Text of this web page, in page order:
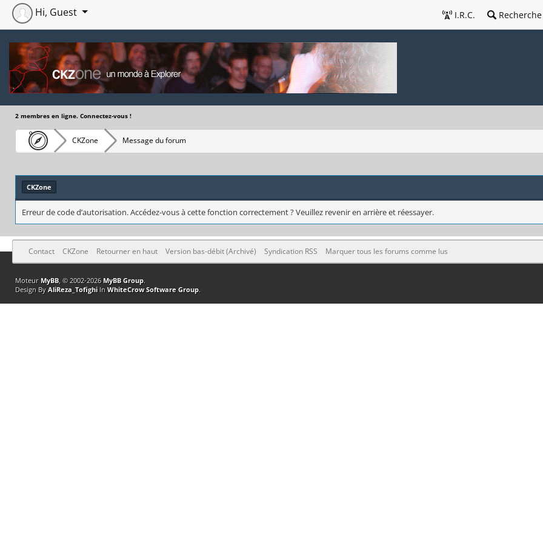
I.R.C. Recherche
Hi, Guest
2 membres en ligne. Connectez-vous !
CKZone Message du forum
CKZone
Erreur de code d’autorisation. Accédez-vous à cette fonction correctement ? Veuillez revenir en arrière et réessayer.
Contact CKZone Retourner en haut Version bas-débit (Archivé) Syndication RSS Marquer tous les forums comme lus
Moteur MyBB, © 2002-2026 MyBB Group.
Design By AliReza_TofighiIn WhiteCrow Software Group.